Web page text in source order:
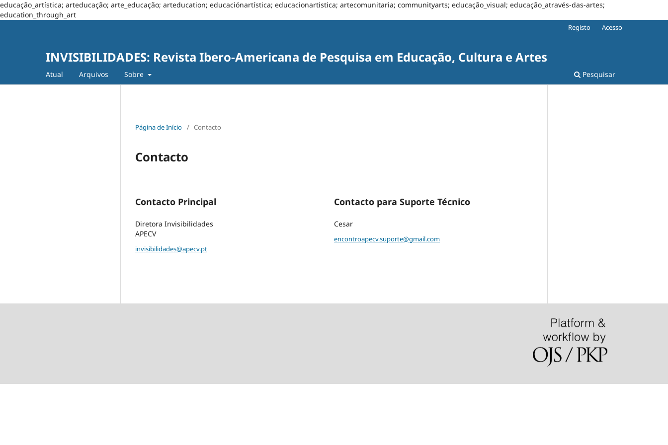
educação_artística; arteducação; arte_educação; arteducation; educaciónartística; educacionartistica; artecomunitaria; communityarts; educação_visual; educação_através-das-artes;
education_through_art
INVISIBILIDADES: Revista Ibero-Americana de Pesquisa em Educação, Cultura e Artes
Atual Arquivos Sobre Pesquisar
Registo Acesso
Página de Início / Contacto
Contacto
Contacto Principal
Diretora Invisibilidades
APECV
invisibilidades@apecv.pt
Contacto para Suporte Técnico
Cesar
encontroapecv.suporte@gmail.com